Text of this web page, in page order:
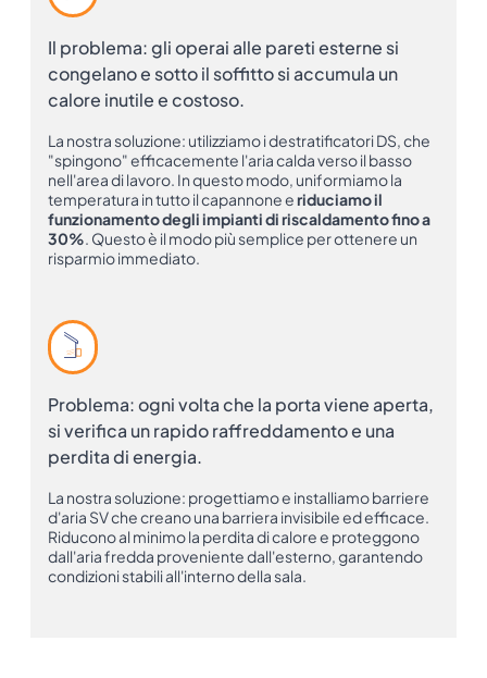
Il problema: gli operai alle pareti esterne si
congelano e sotto il soffitto si accumula un
calore inutile e costoso.
La nostra soluzione: utilizziamo i destratificatori DS, che
"spingono" efficacemente l'aria calda verso il basso
nell'area di lavoro. In questo modo, uniformiamo la
temperatura in tutto il capannone eriduciamo il
funzionamento degli impianti di riscaldamento fino a
30%. Questo è il modo più semplice per ottenere un
risparmio immediato.
Problema: ogni volta che la porta viene aperta,
si verifica un rapido raffreddamento e una
perdita di energia.
La nostra soluzione: progettiamo e installiamo barriere
d'aria SV che creano una barriera invisibile ed efficace.
Riducono al minimo la perdita di calore e proteggono
dall'aria fredda proveniente dall'esterno, garantendo
condizioni stabili all'interno della sala.